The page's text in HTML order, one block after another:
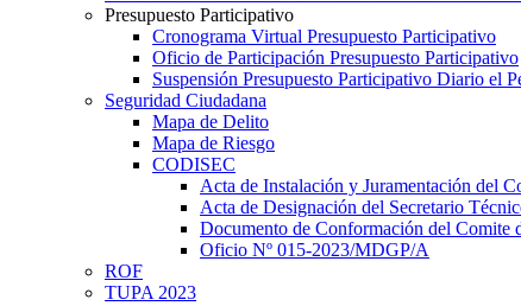
Presupuesto Participativo
Cronograma Virtual Presupuesto Participativo
Oficio de Participación Presupuesto Participativo
Suspensión Presupuesto Participativo Diario el
Seguridad Ciudadana
Mapa de Delito
Mapa de Riesgo
CODISEC
Acta de Instalación y Juramentación del
Acta de Designación del Secretario
Documento de Conformación del Comite
Oficio Nº 015-2023/MDGP/A
ROF
TUPA 2023